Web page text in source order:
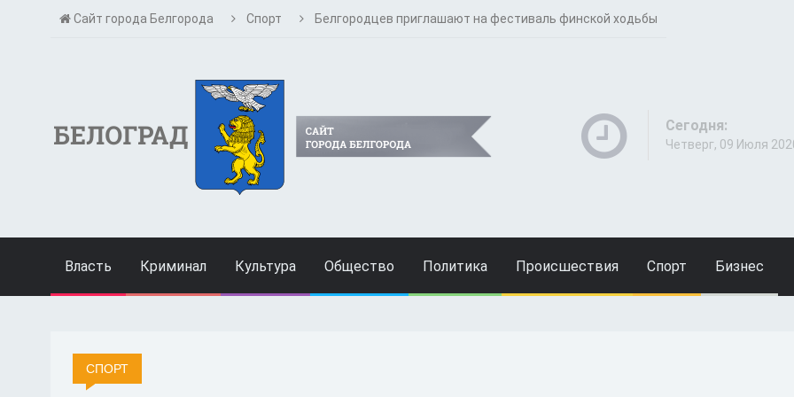
Сайт города Белгорода Спорт Белгородцев приглашают на фестиваль финской ходьбы
Сегодня:
Четверг, 09 Июля
Власть Криминал Культура Общество Политика Происшествия Спорт Бизнес
СПОРТ